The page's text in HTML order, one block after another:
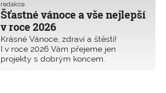
Šťastné vánoce a vše nejlepší
v roce 2026
redakce
Krásné Vánoce, zdraví a štěstí!
I v roce 2026 Vám přejeme jen
projekty s dobrým koncem.